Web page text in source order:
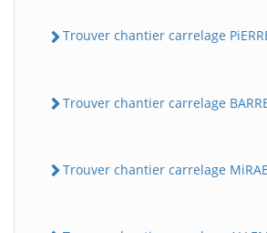
Trouver chantier carrelage
Trouver chantier carrelage
Trouver chantier carrelage